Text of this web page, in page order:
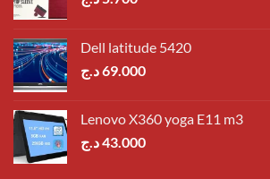
Dell latitude 5420
69.000د.ج
Lenovo X360 yoga E11 m3
43.000د.ج